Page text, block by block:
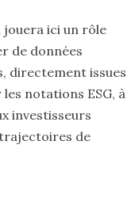
jouera ici un rôle
de données
directement issues
notations ESG, à
investisseurs
trajectoires de